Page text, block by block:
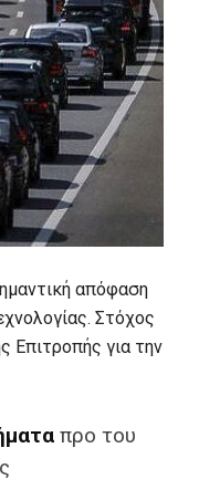
απόφαση
Στόχος
Επιτροπής για την
προ του